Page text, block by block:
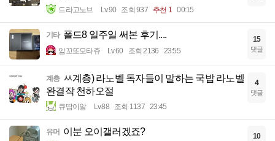
드라고노브 Lv.90 조회 937 추천 1 00:15
기타 폴드8 일주일 써본 후기....
암꼬또모타쥬 Lv.60 조회 2136 23:55
15
댓글
계층 ㅆ계층) 라노벨 독자들이 말하는 국밥 라노벨
완결작 천하오절
큐땁이알 Lv.88 조회 1137 23:45
4
댓글
유머 이분 오이갤러겠죠? 10